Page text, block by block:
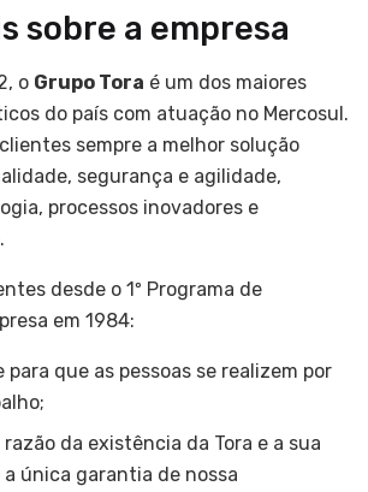
sobre a empresa
o Grupo Tora é um dos maiores
do país com atuação no Mercosul.
sempre a melhor solução
segurança e agilidade,
processos inovadores e
desde o 1º Programa de
em 1984:
para que as pessoas se realizem por
da existência da Tora e a sua
única garantia de nossa